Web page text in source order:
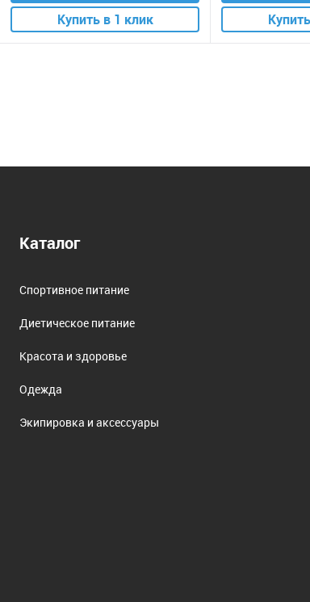
Купить в 1 клик
Каталог
Спортивное питание
Диетическое питание
Красота и здоровье
Одежда
Экипировка и аксессуары